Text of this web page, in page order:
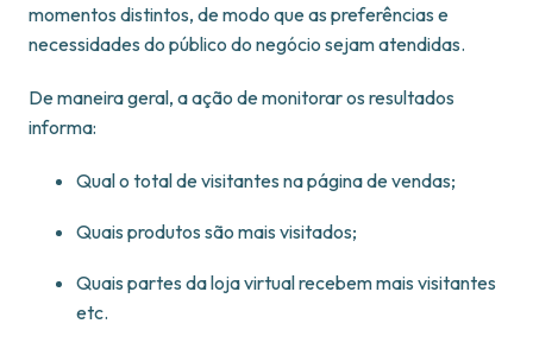
momentos distintos, de modo que as preferências e
necessidades do público do negócio sejam atendidas.
De maneira geral, a ação de monitorar os resultados
informa:
Qual o total de visitantes na página de vendas;
Quais produtos são mais visitados;
Quais partes da loja virtual recebem mais visitantes
etc.